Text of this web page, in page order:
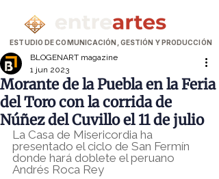
ESTUDIO DE COMUNICACIÓN, GESTIÓN Y PRODUCCIÓN
Morante de la Puebla en la Feria
del Toro con la corrida de
Núñez del Cuvillo el 11 de julio
BLOGENART magazine
1 jun 2023
La Casa de Misericordia ha
presentado el ciclo de San Fermín
donde hará doblete el peruano
Andrés Roca Rey